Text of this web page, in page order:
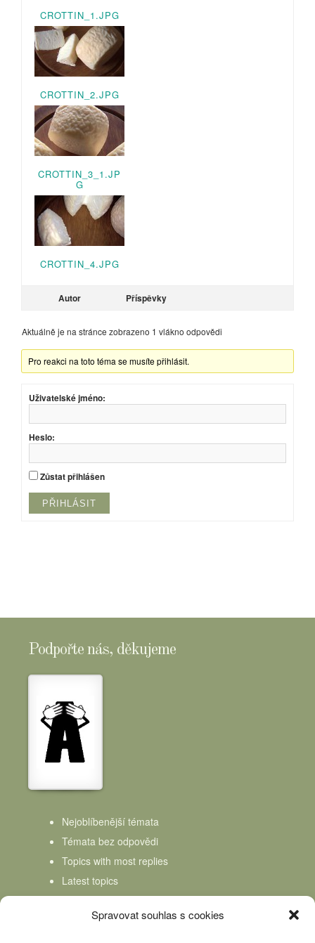
Spravovat souhlas s cookies
CROTTIN_1.JPG
CROTTIN_2.JPG
CROTTIN_3_1.JP
G
CROTTIN_4.JPG
Autor Příspěvky
Aktuálně je na stránce zobrazeno 1 vlákno odpovědi
Pro reakci na toto téma se musíte přihlásit.
Uživatelské jméno:
Heslo:
Zůstat přihlášen
PŘIHLÁSIT
Podpořte nás, děkujeme
Nejoblíbenější témata
Témata bez odpovědi
Topics with most replies
Latest topics
Topics Freshness